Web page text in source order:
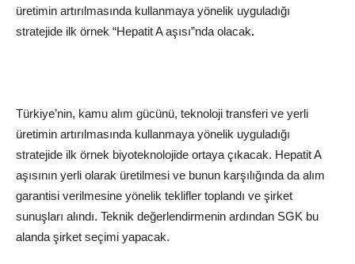
üretimin artırılmasında kullanmaya yönelik uyguladığı
stratejide ilk örnek “Hepatit A aşısı”nda olacak.
Türkiye’nin, kamu alım gücünü, teknoloji transferi ve yerli
üretimin artırılmasında kullanmaya yönelik uyguladığı
stratejide ilk örnek biyoteknolojide ortaya çıkacak. Hepatit A
aşısının yerli olarak üretilmesi ve bunun karşılığında da alım
garantisi verilmesine yönelik teklifler toplandı ve şirket
sunuşları alındı. Teknik değerlendirmenin ardından SGK bu
alanda şirket seçimi yapacak.